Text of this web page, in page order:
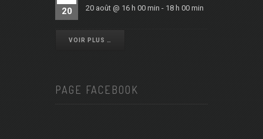
20 20 août @ 16 h 00 min - 18 h 00 min
VOIR PLUS …
PAGE FACEBOOK